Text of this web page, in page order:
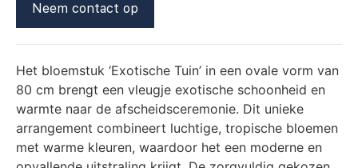
Neem contact op
Het bloemstuk ‘Exotische Tuin’ in een ovale vorm van
80 cm brengt een vleugje exotische schoonheid en
warmte naar de afscheidsceremonie. Dit unieke
arrangement combineert luchtige, tropische bloemen
met warme kleuren, waardoor het een moderne en